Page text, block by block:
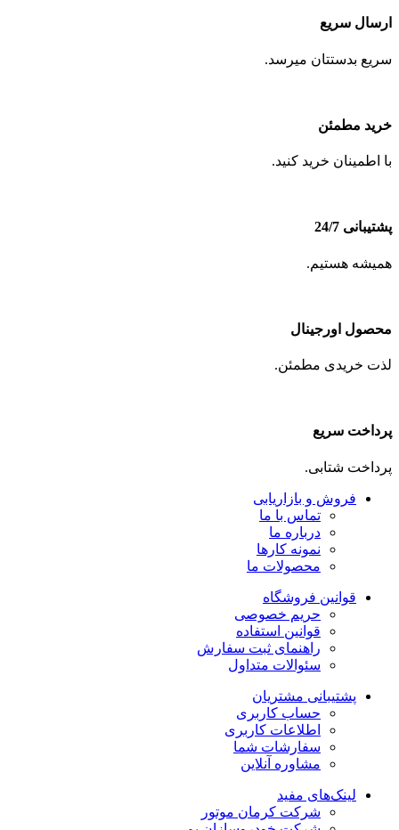
ارسال سریع
سریع بدستتان میرسد.
خرید مطمئن
با اطمینان خرید کنید.
پشتیبانی 24/7
همیشه هستیم.
محصول اورجینال
لذت خریدی مطمئن.
پرداخت سریع
پرداخت شتابی.
فروش و بازاریابی
تماس با ما
درباره ما
نمونه کارها
محصولات ما
قوانین فروشگاه
حریم خصوصی
قوانین استفاده
راهنمای ثبت سفارش
سئوالات متداول
پشتیبانی مشتریان
حساب کاربری
اطلاعات کاربری
سفارشات شما
مشاوره آنلاین
لینک‌های مفید
شرکت کرمان موتور